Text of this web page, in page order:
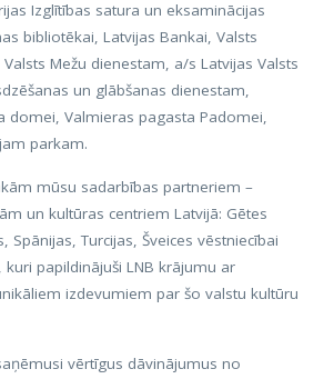
Izglītības satura un eksaminācijas
bibliotēkai, Latvijas Bankai, Valsts
Mežu dienestam, a/s Latvijas Valsts
un glābšanas dienestam,
domei, Valmieras pagasta Padomei,
parkam.
mūsu sadarbības partneriem –
un kultūras centriem Latvijā: Gētes
Spānijas, Turcijas, Šveices vēstniecībai
papildinājuši LNB krājumu ar
izdevumiem par šo valstu kultūru
vērtīgus dāvinājumus no